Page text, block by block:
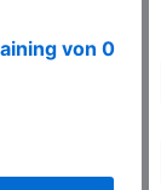
von 0